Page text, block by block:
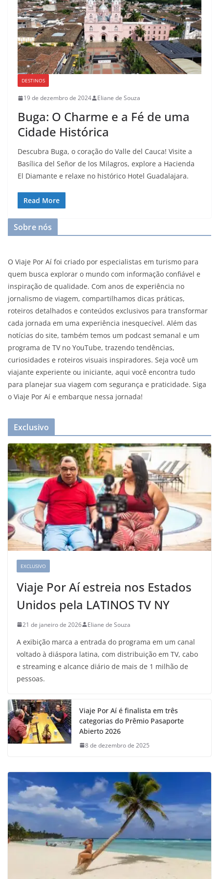
DESTINOS
19 de dezembro de 2024 Eliane de Souza
Buga: O Charme e a Fé de uma
Cidade Histórica
Descubra Buga, o coração do Valle del Cauca! Visite a
Basílica del Señor de los Milagros, explore a Hacienda
El Diamante e relaxe no histórico Hotel Guadalajara.
Read More
Sobre nós
O Viaje Por Aí foi criado por especialistas em turismo para
quem busca explorar o mundo com informação confiável e
inspiração de qualidade. Com anos de experiência no
jornalismo de viagem, compartilhamos dicas práticas,
roteiros detalhados e conteúdos exclusivos para transformar
cada jornada em uma experiência inesquecível. Além das
notícias do site, também temos um podcast semanal e um
programa de TV no YouTube, trazendo tendências,
curiosidades e roteiros visuais inspiradores. Seja você um
viajante experiente ou iniciante, aqui você encontra tudo
para planejar sua viagem com segurança e praticidade. Siga
o Viaje Por Aí e embarque nessa jornada!
Exclusivo
EXCLUSIVO
Viaje Por Aí estreia nos Estados
Unidos pela LATINOS TV NY
21 de janeiro de 2026 Eliane de Souza
A exibição marca a entrada do programa em um canal
voltado à diáspora latina, com distribuição em TV, cabo
e streaming e alcance diário de mais de 1 milhão de
pessoas.
Viaje Por Aí é finalista em três
categorias do Prêmio Pasaporte
Abierto 2026
8 de dezembro de 2025